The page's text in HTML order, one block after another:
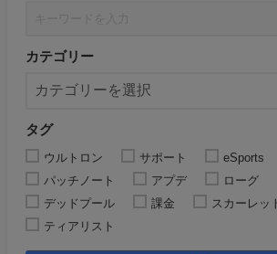
カテゴリー
タグ
ウルトロン サポート
eSports
パッチノート
アプデ
ローグ
デッドプール
課金
スカーレッ
ティアリスト